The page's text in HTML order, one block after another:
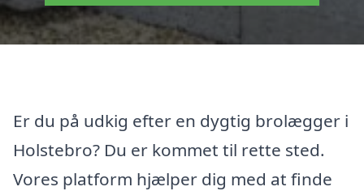
Er du på udkig efter en dygtig brolægger i
Holstebro? Du er kommet til rette sted.
Vores platform hjælper dig med at finde